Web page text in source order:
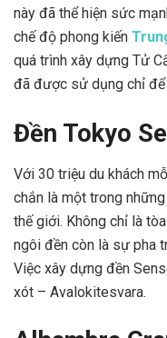
này đã thể hiện sức
chế độ phong kiến
quá trình xây dựng Tử
đã được sử dụng chỉ
Đền Tokyo
Với 30 triệu du khách
chắn là một trong
thế giới. Không chỉ là
ngôi đền còn là sự pha
Việc xây dựng đền
xót – Avalokitesvara.